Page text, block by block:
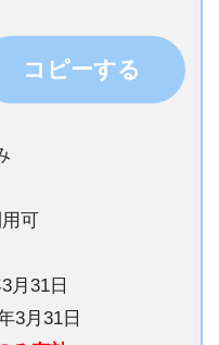
コピーする
可
月31日
3月31日